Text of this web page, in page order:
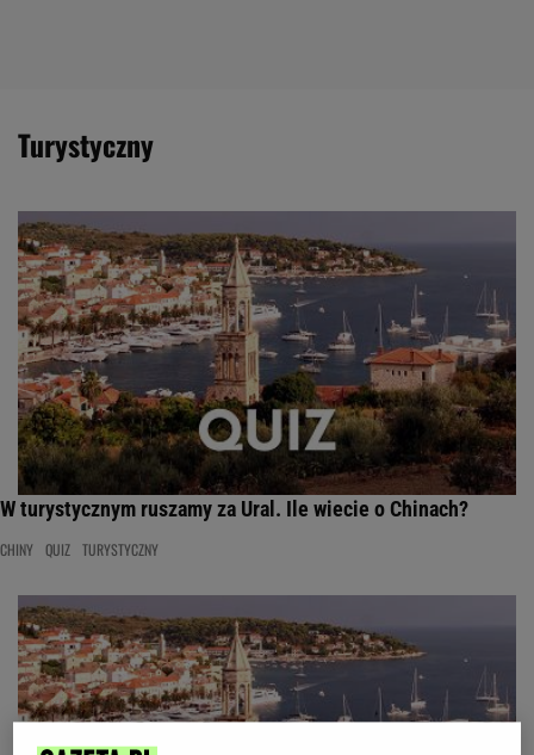
turystyczny
W turystycznym ruszamy za Ural. Ile wiecie o Chinach?
CHINY QUIZ TURYSTYCZNY